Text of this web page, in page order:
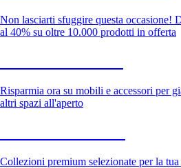
Non lasciarti sfuggire questa occasione!
al 40% su oltre 10.000 prodotti in offerta
Risparmia ora su mobili e accessori per
altri spazi all'aperto
Collezioni premium selezionate per la